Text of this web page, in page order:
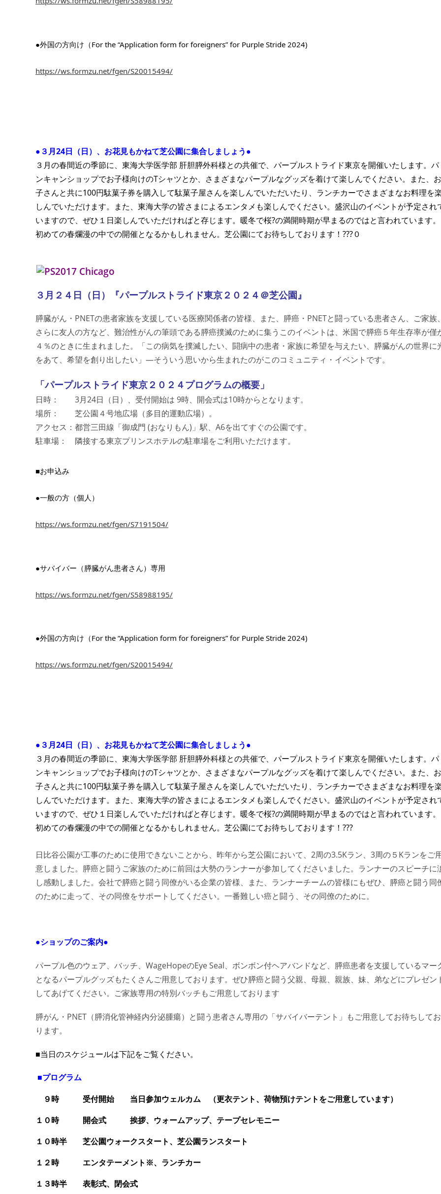
●外国の方向け（For the “Application form for foreigners” for Purple Stride 2024)
https://ws.formzu.net/fgen/S20015494/
●３月24日（日）、お花見もかねて芝公園に集合しましょう●
３月の春間近の季節に、東海大学医学部 肝胆膵外科様との共催で、パープルストライド東京を開催いたします。パ
ンキャンショップでお子様向けのTシャツとか、さまざまなパープルなグッズを着けて楽しんでください。また、お
子さんと共に100円駄菓子券を購入して駄菓子屋さんを楽しんでいただいたり、 ランチカーでさまざまなお料理を
しんでいただけます。また、東海大学の皆さまによるエンタメも楽しんでください。盛沢山のイベントが予定され
いますので、ぜひ１日楽しんでいただければと存じます。暖冬で桜?の満開時期が早まるのではと言われています。
初めての春爛漫の中での開催となるかもしれません。芝公園にてお待ちしております！???０
３月２４日（日）『パープルストライド東京２０２４＠芝公園』
膵臓がん・PNETの患者家族を支援している医療関係者の皆様、また、膵癌・PNETと闘っている患者さん、ご家族、
さらに友人の方など、難治性がんの筆頭である膵癌撲滅のために集う このイベントは、米国で膵癌５年生存率が僅
４％のときに生まれました。「この病気を撲滅したい、闘病中の患者・家族に希望を与えたい、膵臓がんの世界に
をあて、希望を創り出したい」―そういう思いから生まれたのがこのコミュニティ・イベントです。
「パープルストライド東京２０２４プログラムの概要」
日時： 3月24日（日）、受付開始は 9時、開会式は10時からとなります。
場所： 芝公園４号地広場（多目的運動広場）。
アクセス：都営三田線「御成門 (おなりもん)」駅、A6を出てすぐの公園です。
駐車場： 隣接する東京プリンスホテルの駐車場をご利用いただけます。
■お申込み
●一般の方（個人）
https://ws.formzu.net/fgen/S7191504/
●サバイバー（膵臓がん患者さん）専用
https://ws.formzu.net/fgen/S58988195/
●外国の方向け（For the “Application form for foreigners” for Purple Stride 2024)
https://ws.formzu.net/fgen/S20015494/
●３月24日（日）、お花見もかねて芝公園に集合しましょう●
３月の春間近の季節に、東海大学医学部 肝胆膵外科様との共催で、パープルストライド東京を開催いたします。パ
ンキャンショップでお子様向けのTシャツとか、さまざまなパープルなグッズを着けて楽しんでください。また、お
子さんと共に100円駄菓子券を購入して駄菓子屋さんを楽しんでいただいたり、 ランチカーでさまざまなお料理を
しんでいただけます。また、東海大学の皆さまによるエンタメも楽しんでください。盛沢山のイベントが予定され
いますので、ぜひ１日楽しんでいただければと存じます。暖冬で桜?の満開時期が早まるのではと言われています。
初めての春爛漫の中での開催となるかもしれません。芝公園にてお待ちしております！???
日比谷公園が工事のために使用できないことから、昨年から芝公園において、2周の3.5Kラン、3周の５Kランをご
意しました。膵癌と闘うご家族のために前回は大勢のランナーが参加してくださいました。ランナーのスピーチに
し感動しました。会社で膵癌と闘う同僚がいる企業の皆様、また、ランナーチームの皆様にもぜひ、膵癌と闘う同
のために走って、その同僚をサポートしてください。一番難しい癌と闘う、その同僚のために。
●ショップのご案内●
パープル色のウェア、バッチ、WageHopeのEye Seal、ボンボン付ヘアバンドなど、膵癌患者を支援しているマー
となるパープルグッズもたくさんご用意しております。ぜひ膵癌と闘う父親、母親、親族、妹、弟などにプレゼン
してあげてください。 ご家族専用の特別バッチもご用意しております
膵がん・PNET（膵消化管神経内分泌腫瘍） と闘う患者さん専用の「サバイバーテント」もご用意してお待ちしてお
ります。
■当日のスケジュールは下記をご覧ください。
■プログラム
９時 受付開始 当日参加ウェルカム （更衣テント、荷物預けテントをご用意しています）
１０時 開会式 挨拶、 ウォームアップ、 テープセレモニー
１０時半 芝公園ウォークスタート、芝公園ランスタート
１２時 エンタテーメント ※、ランチカー
１３時半 表彰式、閉会式